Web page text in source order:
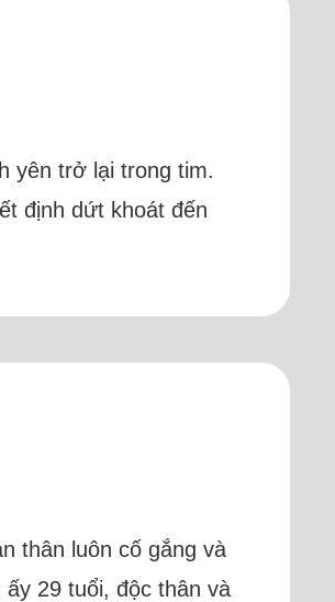
yên trở lại trong tim.
định dứt khoát đến
thân luôn cố gắng và
29 tuổi, độc thân và